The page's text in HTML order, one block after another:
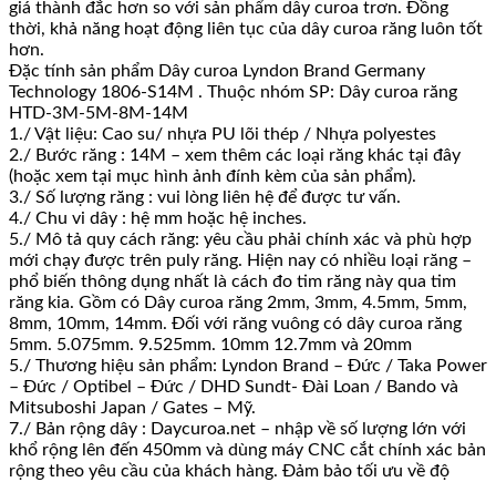
giá thành đắc hơn so với sản phẩm dây curoa trơn. Đồng
thời, khả năng hoạt động liên tục của dây curoa răng luôn tốt
hơn.
Đặc tính sản phẩm Dây curoa Lyndon Brand Germany
Technology 1806-S14M . Thuộc nhóm SP: Dây curoa răng
HTD-3M-5M-8M-14M
1./ Vật liệu: Cao su/ nhựa PU lõi thép / Nhựa polyestes
2./ Bước răng : 14M – xem thêm các loại răng khác tại đây
(hoặc xem tại mục hình ảnh đính kèm của sản phẩm).
3./ Số lượng răng : vui lòng liên hệ để được tư vấn.
4./ Chu vi dây : hệ mm hoặc hệ inches.
5./ Mô tả quy cách răng: yêu cầu phải chính xác và phù hợp
mới chạy được trên puly răng. Hiện nay có nhiều loại răng –
phổ biến thông dụng nhất là cách đo tim răng này qua tim
răng kia. Gồm có Dây curoa răng 2mm, 3mm, 4.5mm, 5mm,
8mm, 10mm, 14mm. Đối với răng vuông có dây curoa răng
5mm. 5.075mm. 9.525mm. 10mm 12.7mm và 20mm
5./ Thương hiệu sản phẩm: Lyndon Brand – Đức / Taka Power
– Đức / Optibel – Đức / DHD Sundt- Đài Loan / Bando và
Mitsuboshi Japan / Gates – Mỹ.
7./ Bản rộng dây : Daycuroa.net – nhập về số lượng lớn với
khổ rộng lên đến 450mm và dùng máy CNC cắt chính xác bản
rộng theo yêu cầu của khách hàng. Đảm bảo tối ưu về độ